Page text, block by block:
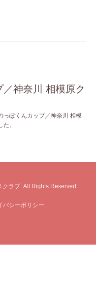
神奈川 相模原ク
っぽくんカップ／神奈川 相模
。
クラブ. All Rights Reserved.
バシーポリシー